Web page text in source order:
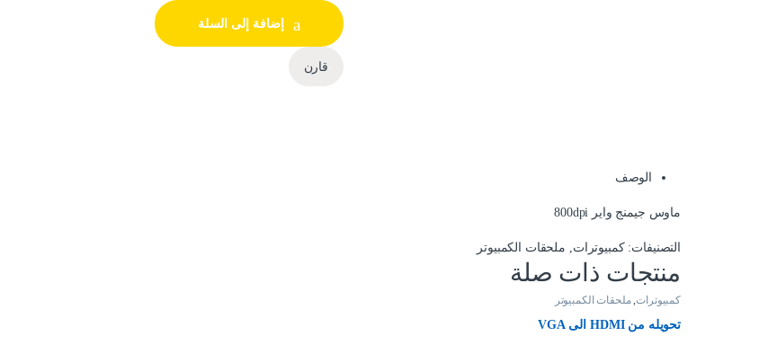
إضافة إلى السلة
قارن
الوصف
ماوس جيمنج واير 800dpi
التصنيفات:كمبيوترات, ملحقات الكمبيوتر
منتجات ذات صلة
كمبيوترات,ملحقات الكمبيوتر
تحويله من HDMI الى VGA